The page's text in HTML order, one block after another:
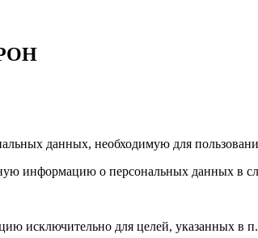
данных, необходимую для
информацию о персональных данных в
исключительно для целей, указанных в